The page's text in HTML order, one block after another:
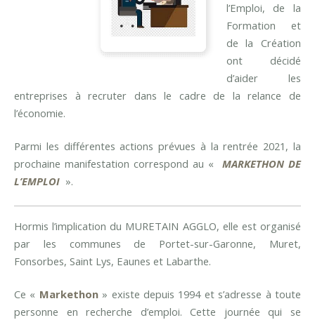
l’Emploi, de la
Formation et
de la Création
ont décidé
d’aider les
entreprises à recruter dans le cadre de la relance de
l’économie.
Parmi les différentes actions prévues à la rentrée 2021, la
prochaine manifestation correspond au «
MARKETHON DE
L’EMPLOI ».
Hormis l’implication du MURETAIN AGGLO, elle est organisé
par les communes de Portet-sur-Garonne, Muret,
Fonsorbes, Saint Lys, Eaunes et Labarthe.
Ce « Markethon» existe depuis 1994 et s’adresse à toute
personne en recherche d’emploi. Cette journée qui se